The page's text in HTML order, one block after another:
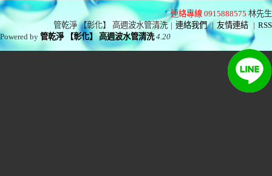
連絡專線 0915888575 林先生
管乾淨 【彰化】 高週波水管清洗 | 連絡我們 | 友情連結 | RSS
Powered by管乾淨 【彰化】 高週波水管清洗 4.20